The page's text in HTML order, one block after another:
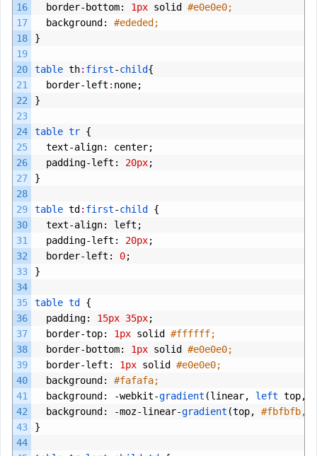
16
17
18
19
20
21
22
23
24
25
26
27
28
29
30
31
32
33
34
35
36
37
38
39
40
41
42
43
44
border- bottom: 1px solid
#e0e0e0;
background :
#ededed;
}
table th: first-child{
border-left : none;
}
table tr {
text-align: center;
padding-left : 20px;
}
table td : first-child
{
text-align: left ;
padding-left : 20px;
border-left : 0;
}
table td
{
padding: 15px 35px;
border-top: 1px solid
#ffffff;
border- bottom: 1px solid
#e0e0e0;
border-left : 1px solid
#e0e0e0;
background :
#fafafa;
background : -webkit-gradient (linear, left top,
background : -moz-linear-gradient (top,
#fbfbfb,
}